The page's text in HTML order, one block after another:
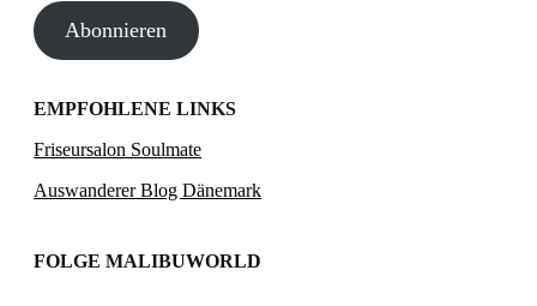
AdresseAbonnieren
EMPFOHLENE LINKS
Friseursalon Soulmate
Auswanderer Blog Dänemark
FOLGE MALIBUWORLD